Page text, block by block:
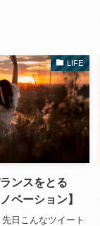
LIFE
ンスをとる
ベーション】
日こんなツイート